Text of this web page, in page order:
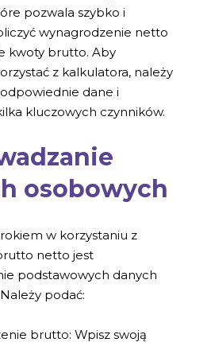
pozwala szybko i
wynagrodzenie netto
kwoty brutto. Aby
z kalkulatora, należy
dane i
kluczowych czynników.
osobowych
w korzystaniu z
netto jest
podstawowych danych
podać:
brutto: Wpisz swoją